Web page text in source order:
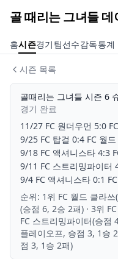
골 때리는 그녀들 데
홈시즌경기 팀선수감독통계
시즌 목록
골때리는 그녀들 시즌 6
경기 완료
11/27 FC 원더우먼 5:0
9/25 FC 탑걸 0:4 FC 월
9/18 FC 액셔니스타 4:3
9/11 FC 스트리밍파이터
9/4 FC 액셔니스타 0:1
순위: 1위 FC 월드 클라
(승점 6, 2승 2패) · 3위
FC 스트리밍파이터(승점
플레이오프, 승점 3, 1승
점 3, 1승 2패)